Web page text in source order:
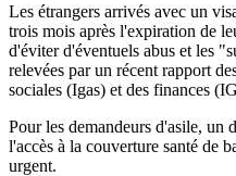
Les étrangers arrivés avec un
trois mois après l'expiration de
d'éviter d'éventuels abus et les
relevées par un récent rapport
sociales (Igas) et des finances
Pour les demandeurs d'asile, un
l'accès à la couverture santé de
urgent.